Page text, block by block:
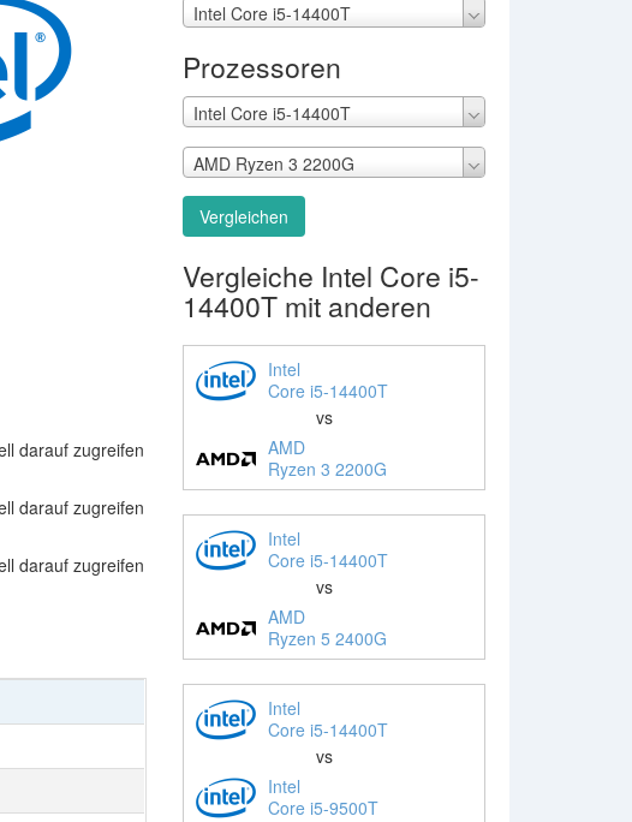
darauf zugreifen
darauf zugreifen
darauf zugreifen
Intel Core i5-14400T
Prozessoren
Intel Core i5-14400T
AMD Ryzen 3 2200G
Vergleichen
Vergleiche Intel Core i5-
14400T mit anderen
Intel
Core i5-14400T
vs
AMD
Ryzen 3 2200G
Intel
Core i5-14400T
vs
AMD
Ryzen 5 2400G
Intel
Core i5-14400T
vs
Intel
Core i5-9500T